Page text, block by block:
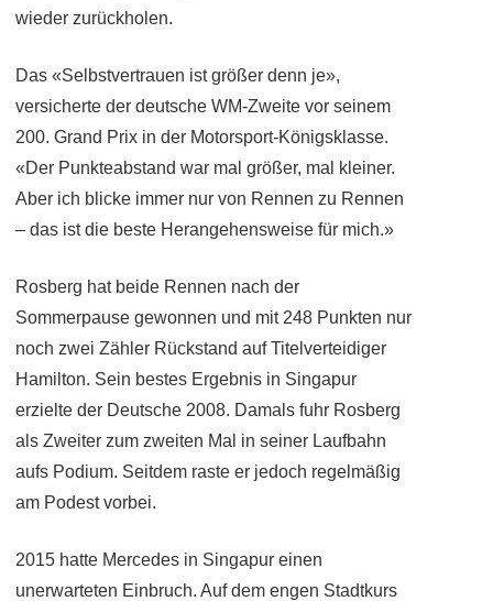
wieder zurückholen.
Das «Selbstvertrauen ist größer denn je»,
versicherte der deutsche WM-Zweite vor seinem
200. Grand Prix in der Motorsport-Königsklasse.
«Der Punkteabstand war mal größer, mal kleiner.
Aber ich blicke immer nur von Rennen zu Rennen
– das ist die beste Herangehensweise für mich.»
Rosberg hat beide Rennen nach der
Sommerpause gewonnen und mit 248 Punkten nur
noch zwei Zähler Rückstand auf Titelverteidiger
Hamilton. Sein bestes Ergebnis in Singapur
erzielte der Deutsche 2008. Damals fuhr Rosberg
als Zweiter zum zweiten Mal in seiner Laufbahn
aufs Podium. Seitdem raste er jedoch regelmäßig
am Podest vorbei.
2015 hatte Mercedes in Singapur einen
unerwarteten Einbruch. Auf dem engen Stadtkurs